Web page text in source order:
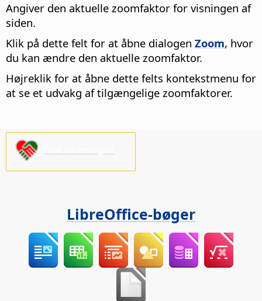
Angiver den aktuelle zoomfaktor for visningen af
siden.
Klik på dette felt for at åbne dialogen Zoom, hvor
du kan ændre den aktuelle zoomfaktor.
Højreklik for at åbne dette felts kontekstmenu for
at se et udvakg af tilgængelige zoomfaktorer.
LibreOffice-bøger